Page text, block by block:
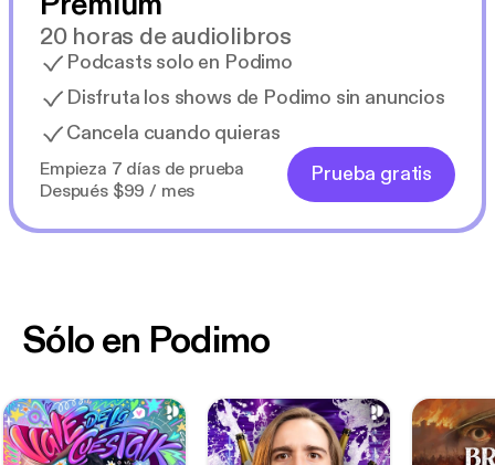
20 horas de audiolibros
Podcasts solo en Podimo
Disfruta los shows de Podimo sin anuncios
Cancela cuando quieras
Empieza 7 días de prueba
Después $99 / mes
Prueba gratis
Sólo en Podimo